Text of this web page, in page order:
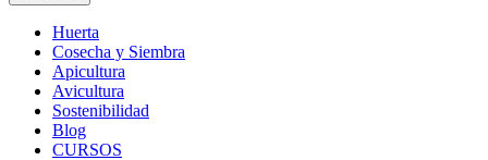
Huerta
Cosecha y Siembra
Apicultura
Avicultura
Sostenibilidad
Blog
CURSOS